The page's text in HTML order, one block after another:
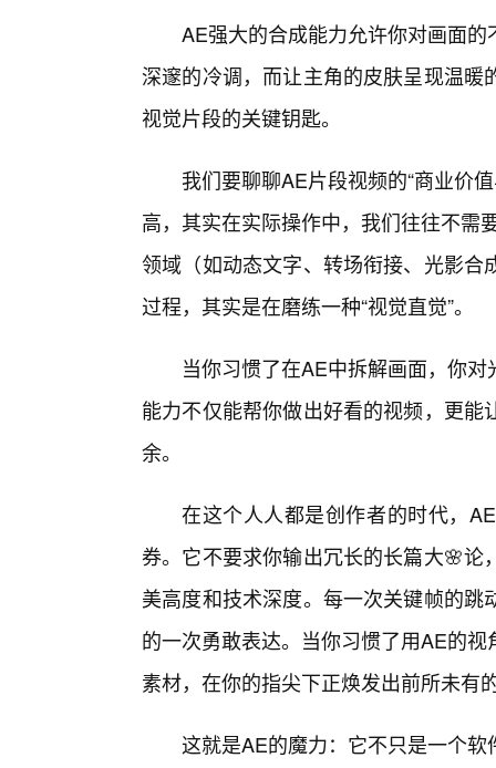
AE强大的合成能力允许你对画面
深邃的冷调，而让主角的皮肤呈现温
视觉片段的关键钥匙。
我们要聊聊AE片段视频的“商业价
高，其实在实际操作中，我们往往不需
领域（如动态文字、转场衔接、光影
过程，其实是在磨练一种“视觉直觉”。
当你习惯了在AE中拆解画面，你
能力不仅能帮你做出好看的视频，更
余。
在这个人人都是创作者的时代，
券。它不要求你输出冗长的长篇大🌸
美高度和技术深度。每一次关键帧的
的一次勇敢表达。当你习惯了用AE的
素材，在你的指尖下正焕发出前所未有
这就是AE的魔力：它不只是一个